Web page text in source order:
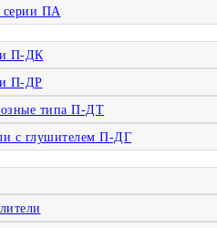
серии ПА
П-ДК
П-ДР
типа П-ДТ
с глушителем П-ДГ